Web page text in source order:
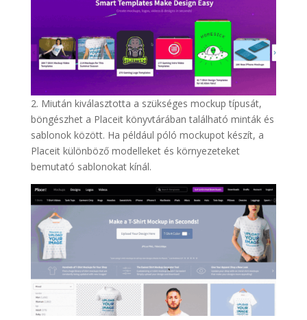
2. Miután kiválasztotta a szükséges mockup típusát,
böngészhet a Placeit könyvtárában található minták és
sablonok között. Ha például póló mockupot készít, a
Placeit különböző modelleket és környezeteket
bemutató sablonokat kínál.